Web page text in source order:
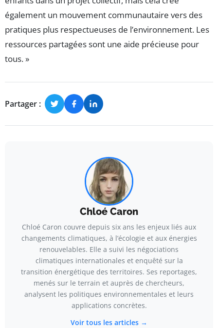
également un mouvement communautaire vers des
pratiques plus respectueuses de l’environnement. Les
ressources partagées sont une aide précieuse pour
tous. »
Partager :
Chloé Caron
Chloé Caron couvre depuis six ans les enjeux liés aux
changements climatiques, à l’écologie et aux énergies
renouvelables. Elle a suivi les négociations
climatiques internationales et enquêté sur la
transition énergétique des territoires. Ses reportages,
menés sur le terrain et auprès de chercheurs,
analysent les politiques environnementales et leurs
applications concrètes.
Voir tous les articles →